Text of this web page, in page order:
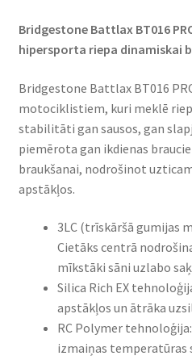
Bridgestone Battlax BT016
hipersporta riepa dinamiskai
Bridgestone Battlax BT016
motociklistiem, kuri meklē
stabilitāti gan sausos, gan
piemērota gan ikdienas
braukšanai, nodrošinot
apstākļos.​
3LC (trīskāršā gumijas
Cietāks centrā
mīkstāki sāni uzlabo
Silica Rich EX
apstākļos un ātrāka
RC Polymer
izmaiņas